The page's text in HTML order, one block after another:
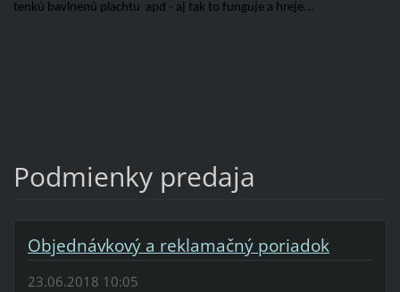
tenkú bavlnenú plachtu apd - aj tak to funguje a hreje...
Podmienky predaja
Objednávkový a reklamačný poriadok
23.06.2018 10:05